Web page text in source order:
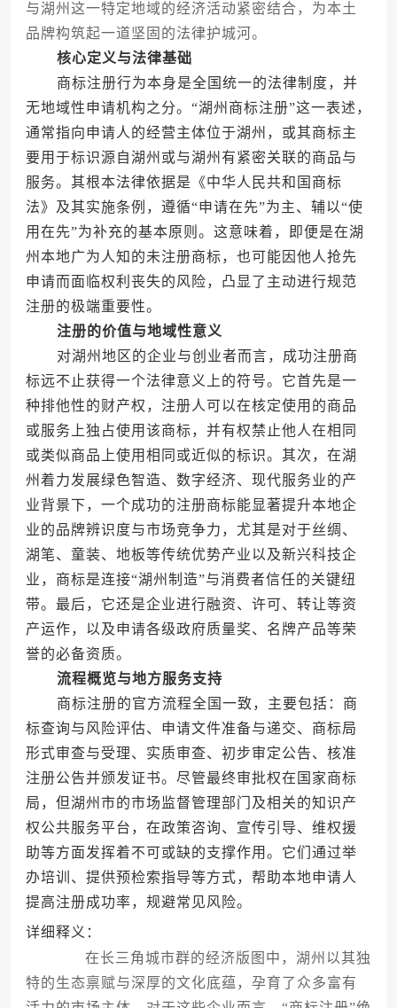
与湖州这一特定地域的经济活动紧密结合，为本土
品牌构筑起一道坚固的法律护城河。
核心定义与法律基础
商标注册行为本身是全国统一的法律制度，并
无地域性申请机构之分。“湖州商标注册”这一表述，
通常指向申请人的经营主体位于湖州，或其商标主
要用于标识源自湖州或与湖州有紧密关联的商品与
服务。其根本法律依据是《中华人民共和国商标
法》及其实施条例，遵循“申请在先”为主、辅以“使
用在先”为补充的基本原则。这意味着，即便是在湖
州本地广为人知的未注册商标，也可能因他人抢先
申请而面临权利丧失的风险，凸显了主动进行规范
注册的极端重要性。
注册的价值与地域性意义
对湖州地区的企业与创业者而言，成功注册商
标远不止获得一个法律意义上的符号。它首先是一
种排他性的财产权，注册人可以在核定使用的商品
或服务上独占使用该商标，并有权禁止他人在相同
或类似商品上使用相同或近似的标识。其次，在湖
州着力发展绿色智造、数字经济、现代服务业的产
业背景下，一个成功的注册商标能显著提升本地企
业的品牌辨识度与市场竞争力，尤其是对于丝绸、
湖笔、童装、地板等传统优势产业以及新兴科技企
业，商标是连接“湖州制造”与消费者信任的关键纽
带。最后，它还是企业进行融资、许可、转让等资
产运作，以及申请各级政府质量奖、名牌产品等荣
誉的必备资质。
流程概览与地方服务支持
商标注册的官方流程全国一致，主要包括：商
标查询与风险评估、申请文件准备与递交、商标局
形式审查与受理、实质审查、初步审定公告、核准
注册公告并颁发证书。尽管最终审批权在国家商标
局，但湖州市的市场监督管理部门及相关的知识产
权公共服务平台，在政策咨询、宣传引导、维权援
助等方面发挥着不可或缺的支撑作用。它们通过举
办培训、提供预检索指导等方式，帮助本地申请人
提高注册成功率，规避常见风险。
详细释义：
在长三角城市群的经济版图中，湖州以其独
特的生态禀赋与深厚的文化底蕴，孕育了众多富有